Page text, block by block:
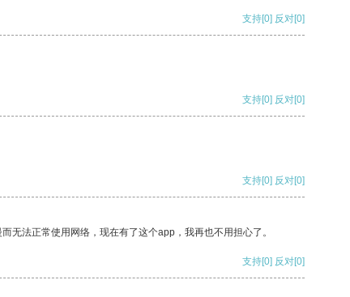
支持[0] 反对[0]
支持[0] 反对[0]
支持[0] 反对[0]
无法正常使用网络，现在有了这个app，我再也不用担心了。
支持[0] 反对[0]